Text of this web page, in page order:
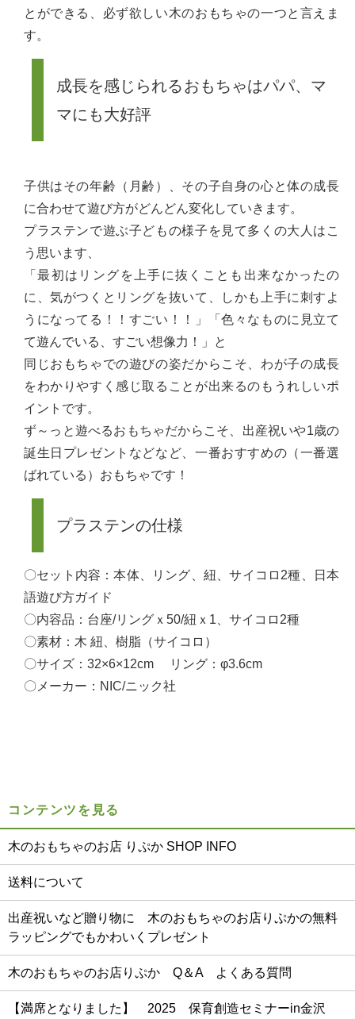
とができる、必ず欲しい木のおもちゃの一つと言えま
す。
成長を感じられるおもちゃはパパ、マ
マにも大好評
子供はその年齢（月齢）、その子自身の心と体の成長
に合わせて遊び方がどんどん変化していきます。
プラステンで遊ぶ子どもの様子を見て多くの大人はこ
う思います、
「最初はリングを上手に抜くことも出来なかったの
に、気がつくとリングを抜いて、しかも上手に刺すよ
うになってる！！すごい！！」「色々なものに見立て
て遊んでいる、すごい想像力！」と
同じおもちゃでの遊びの姿だからこそ、わが子の成長
をわかりやすく感じ取ることが出来るのもうれしいポ
イントです。
ず～っと遊べるおもちゃだからこそ、出産祝いや1歳の
誕生日プレゼントなどなど、一番おすすめの（一番選
ばれている）おもちゃです！
プラステンの仕様
〇セット内容：本体、リング、紐、サイコロ2種、日本
語遊び方ガイド
〇内容品：台座/リングｘ50/紐ｘ1、サイコロ2種
〇素材：木 紐、樹脂（サイコロ）
〇サイズ：32×6×12cm リング：φ3.6cm
〇メーカー：NIC/ニック社
コンテンツを見る
木のおもちゃのお店 りぷか SHOP INFO
送料について
出産祝いなど贈り物に 木のおもちゃのお店りぷかの無料
ラッピングでもかわいくプレゼント
木のおもちゃのお店りぷか Q＆A よくある質問
【満席となりました】 2025 保育創造セミナーin金沢